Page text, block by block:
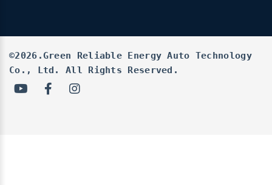
©2026.Green Reliable Energy Auto Technology
Co., Ltd. All Rights Reserved.